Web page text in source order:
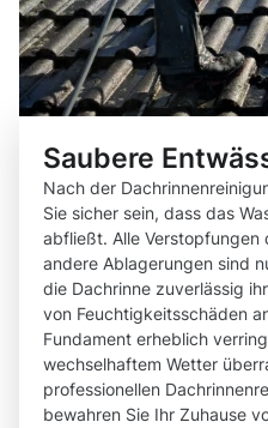
Saubere
Nach der
Sie sicher sein, dass das
abfließt. Alle
andere Ablagerungen sind
die Dachrinne zuverlässig
von Feuchtigkeitsschäden
Fundament erheblich
wechselhaftem Wetter
professionellen
bewahren Sie Ihr Zuhause